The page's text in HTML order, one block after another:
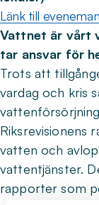
Länk till
Vattnet är vårt
tar ansvar för
Trots att
vardag och kris
Riksrevisionens
vatten och
vattentjänster.
rapporter som